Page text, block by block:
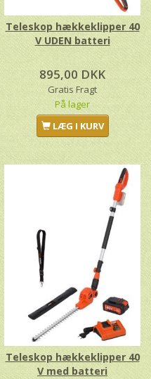
Teleskop hækkeklipper 40
V UDEN batteri
895,00 DKK
Gratis Fragt
På lager
LÆG I KURV
Teleskop hækkeklipper 40
V med batteri